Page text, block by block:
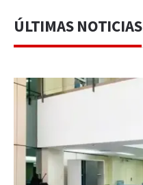
ÚLTIMAS NOTICIAS